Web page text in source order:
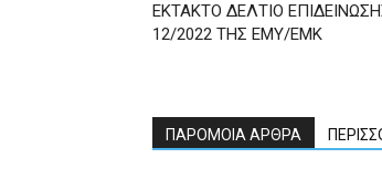
ΕΚΤΑΚΤΟ ΔΕΛΤΙΟ
12/2022 ΤΗΣ ΕΜΥ/ΕΜΚ
ΠΑΡΟΜΟΙΑ ΑΡΘΡΑ